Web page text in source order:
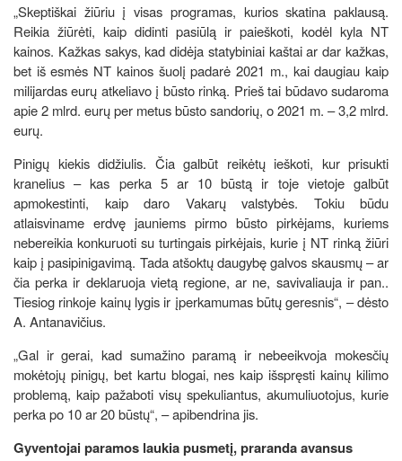
„Skeptiškai žiūriu į visas programas, kurios skatina paklausą.
Reikia žiūrėti, kaip didinti pasiūlą ir paieškoti, kodėl kyla NT
kainos. Kažkas sakys, kad didėja statybiniai kaštai ar dar kažkas,
bet iš esmės NT kainos šuolį padarė 2021 m., kai daugiau kaip
milijardas eurų atkeliavo į būsto rinką. Prieš tai būdavo sudaroma
apie 2 mlrd. eurų per metus būsto sandorių, o 2021 m. – 3,2 mlrd.
eurų.
Pinigų kiekis didžiulis. Čia galbūt reikėtų ieškoti, kur prisukti
kranelius – kas perka 5 ar 10 būstą ir toje vietoje galbūt
apmokestinti, kaip daro Vakarų valstybės. Tokiu būdu
atlaisviname erdvę jauniems pirmo būsto pirkėjams, kuriems
nebereikia konkuruoti su turtingais pirkėjais, kurie į NT rinką žiūri
kaip į pasipinigavimą. Tada atšoktų daugybę galvos skausmų – ar
čia perka ir deklaruoja vietą regione, ar ne, savivaliauja ir pan..
Tiesiog rinkoje kainų lygis ir įperkamumas būtų geresnis“, – dėsto
A. Antanavičius.
„Gal ir gerai, kad sumažino paramą ir nebeeikvoja mokesčių
mokėtojų pinigų, bet kartu blogai, nes kaip išspręsti kainų kilimo
problemą, kaip pažaboti visų spekuliantus, akumuliuotojus, kurie
perka po 10 ar 20 būstų“, – apibendrina jis.
Gyventojai paramos laukia pusmetį, praranda avansus